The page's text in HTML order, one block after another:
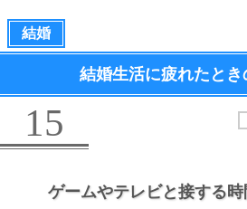
結婚
結婚生活に疲れたとき
15
ゲームやテレビと接する時